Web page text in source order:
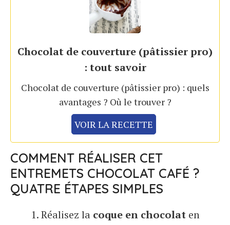
Chocolat de couverture (pâtissier pro)
: tout savoir
Chocolat de couverture (pâtissier pro) : quels
avantages ? Où le trouver ?
VOIR LA RECETTE
COMMENT RÉALISER CET
ENTREMETS CHOCOLAT CAFÉ ?
QUATRE ÉTAPES SIMPLES
Réalisez la coque en chocolat en